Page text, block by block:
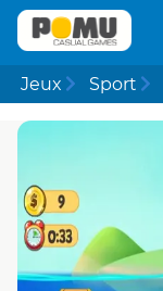
Jeux Sport